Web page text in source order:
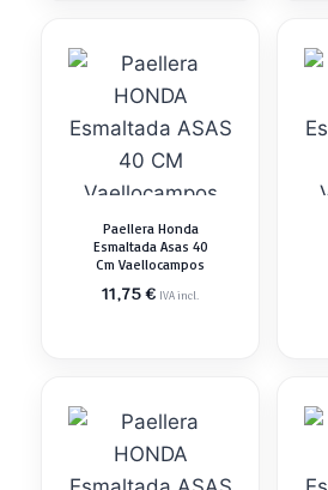
Paellera Honda
Esmaltada Asas 40
Cm Vaellocampos
11,75€ IVA incl.